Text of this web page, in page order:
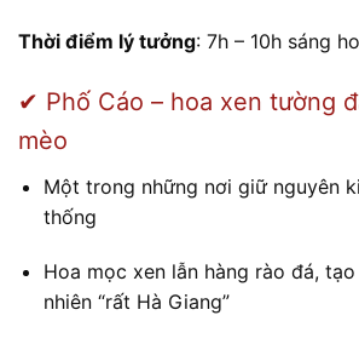
Thời điểm lý tưởng: 7h – 10h sáng
✔ Phố Cáo – hoa xen tường
mèo
Một trong những nơi giữ nguyên
thống
Hoa mọc xen lẫn hàng rào đá,
nhiên “rất Hà Giang”